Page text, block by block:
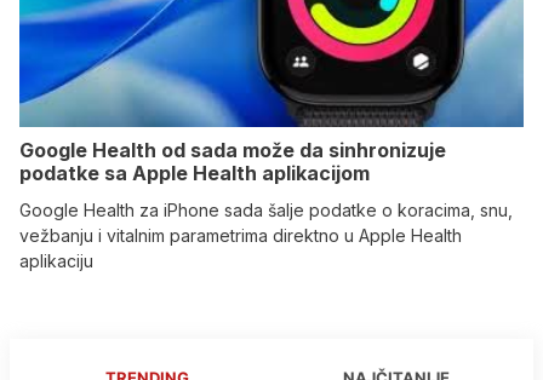
Google Health od sada može da sinhronizuje
podatke sa Apple Health aplikacijom
Google Health za iPhone sada šalje podatke o koracima, snu,
vežbanju i vitalnim parametrima direktno u Apple Health
aplikaciju